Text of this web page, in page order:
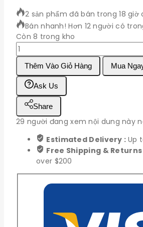
2 sản phẩm đã bán trong 18 giờ
Bán nhanh! Hơn 12 người có
Còn 8 trong kho
Transistor
NPN
2N3904
T092
0.2A
40V
lượng
Thêm Vào Giỏ Hàng Mua
Ask Us
Share
29 người đang xem nội dung này
Estimated Delivery : Up
Free Shipping &
over $200